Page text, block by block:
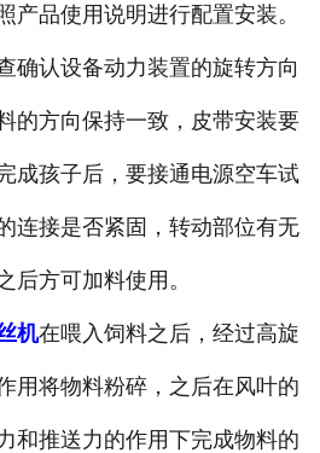
产品使用说明进行配置安装。
确认设备动力装置的旋转方向
的方向保持一致，皮带安装要
成孩子后，要接通电源空车试
连接是否紧固，转动部位有无
后方可加料使用。
机在喂入饲料之后，经过高旋
用将物料粉碎，之后在风叶的
和推送力的作用下完成物料的